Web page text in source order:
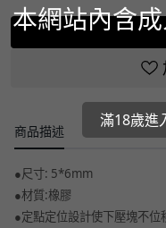
商品描述
●尺寸: 5*6mm
●材質:橡膠
●定點定位設計使下壓塊不
本網站內含
滿18歲進